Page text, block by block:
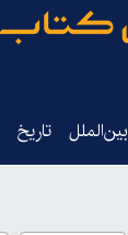
بین‌الملل تاریخ‌